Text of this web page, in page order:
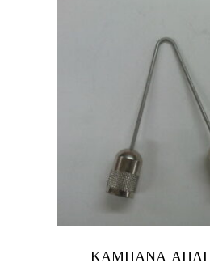
ΚΑΜΠΑΝΑ